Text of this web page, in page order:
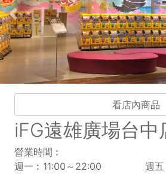
Previous
看店內商品
iFG遠雄廣場台中
營業時間︰
週一︰11:00～22:00
週